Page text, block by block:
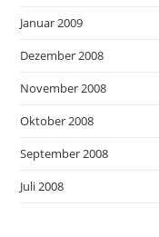
Januar 2009
Dezember 2008
November 2008
Oktober 2008
September 2008
Juli 2008